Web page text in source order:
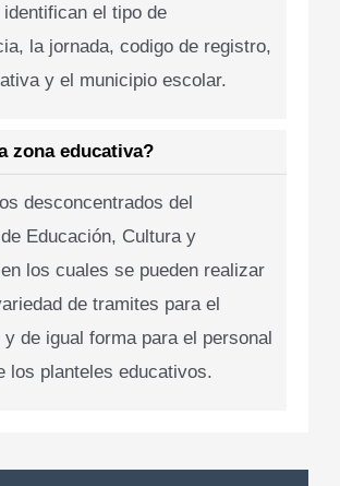
identifican el tipo de
la jornada, codigo de registro,
y el municipio escolar.
zona educativa?
desconcentrados del
Educación, Cultura y
los cuales se pueden realizar
de tramites para el
de igual forma para el personal
los planteles educativos.